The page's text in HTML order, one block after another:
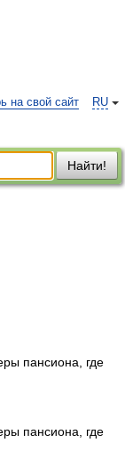
RU
на свой сайт
Найти!
пансиона, где
пансиона, где